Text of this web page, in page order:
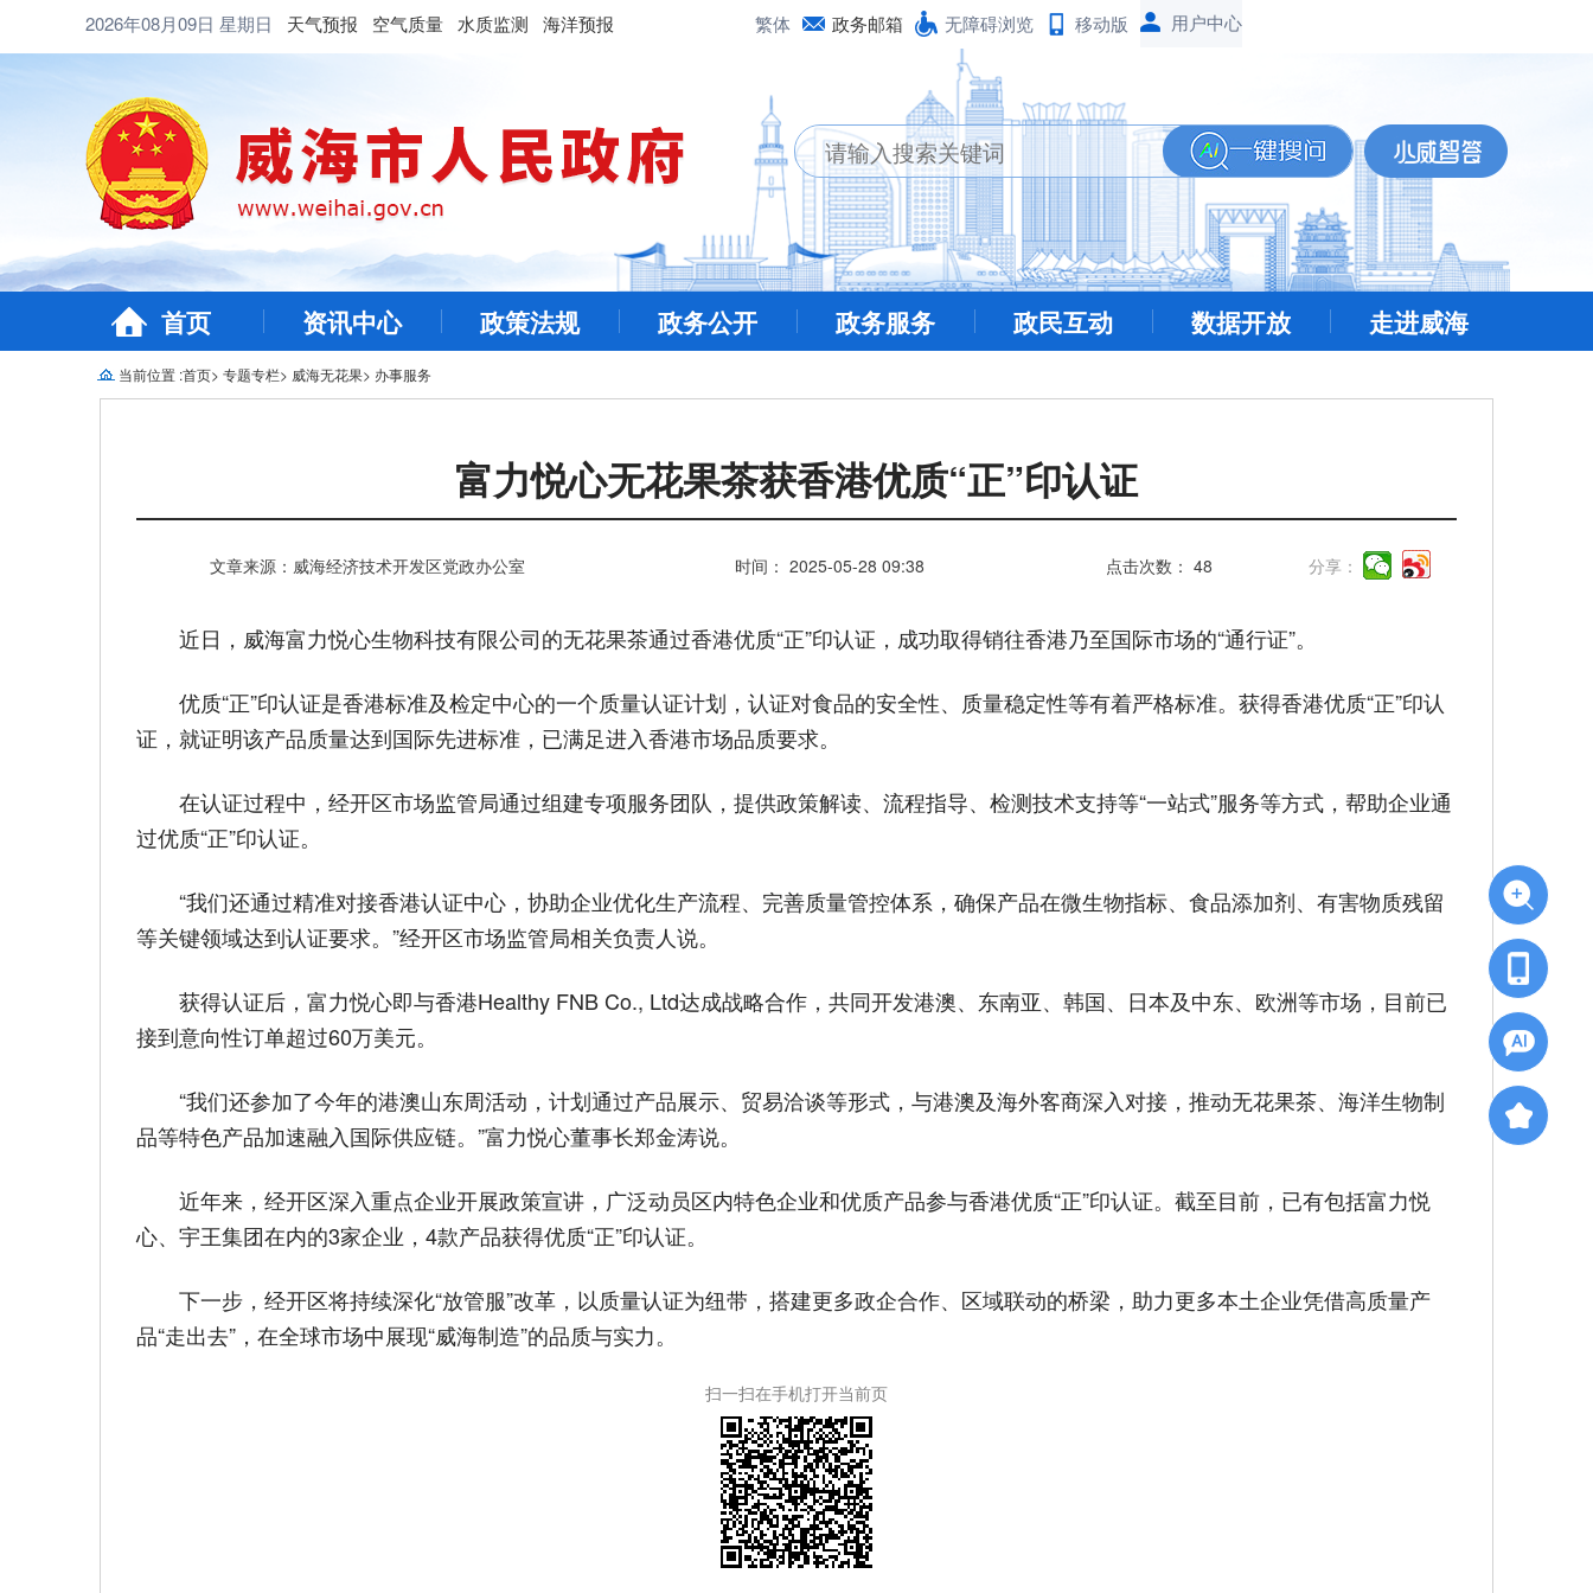
2026年08月09日 星期日 天气预报 空气质量 水质监测 海洋预报 繁体 政务邮箱 无障碍浏览 移动版
首页 资讯中心 政策法规 政务公开 政务服务 政民互动 数据开放 走进威海
当前位置 :首页> 专题专栏> 威海无花果> 办事服务
富力悦心无花果茶获香港优质“正”印认证
文章来源：威海经济技术开发区党政办公室 时间： 2025-05-28 09:38 点击次数：48 分享：
近日，威海富力悦心生物科技有限公司的无花果茶通过香港优质“正”印认证，成功取得销往香港乃至国际市场的“通行证”。
优质“正”印认证是香港标准及检定中心的一个质量认证计划，认证对食品的安全性、质量稳定性等有着严格标准。获得香港优质“正”印认
证，就证明该产品质量达到国际先进标准，已满足进入香港市场品质要求。
在认证过程中，经开区市场监管局通过组建专项服务团队，提供政策解读、流程指导、检测技术支持等“一站式”服务等方式，帮助企业通
过优质“正”印认证。
“我们还通过精准对接香港认证中心，协助企业优化生产流程、完善质量管控体系，确保产品在微生物指标、食品添加剂、有害物质残留
等关键领域达到认证要求。”经开区市场监管局相关负责人说。
获得认证后，富力悦心即与香港Healthy FNB Co., Ltd达成战略合作，共同开发港澳、东南亚、韩国、日本及中东、欧洲等市场，目前已
接到意向性订单超过60万美元。
“我们还参加了今年的港澳山东周活动，计划通过产品展示、贸易洽谈等形式，与港澳及海外客商深入对接，推动无花果茶、海洋生物制
品等特色产品加速融入国际供应链。”富力悦心董事长郑金涛说。
近年来，经开区深入重点企业开展政策宣讲，广泛动员区内特色企业和优质产品参与香港优质“正”印认证。截至目前，已有包括富力悦
心、宇王集团在内的3家企业，4款产品获得优质“正”印认证。
下一步，经开区将持续深化“放管服”改革，以质量认证为纽带，搭建更多政企合作、区域联动的桥梁，助力更多本土企业凭借高质量产
品“走出去”，在全球市场中展现“威海制造”的品质与实力。
扫一扫在手机打开当前页